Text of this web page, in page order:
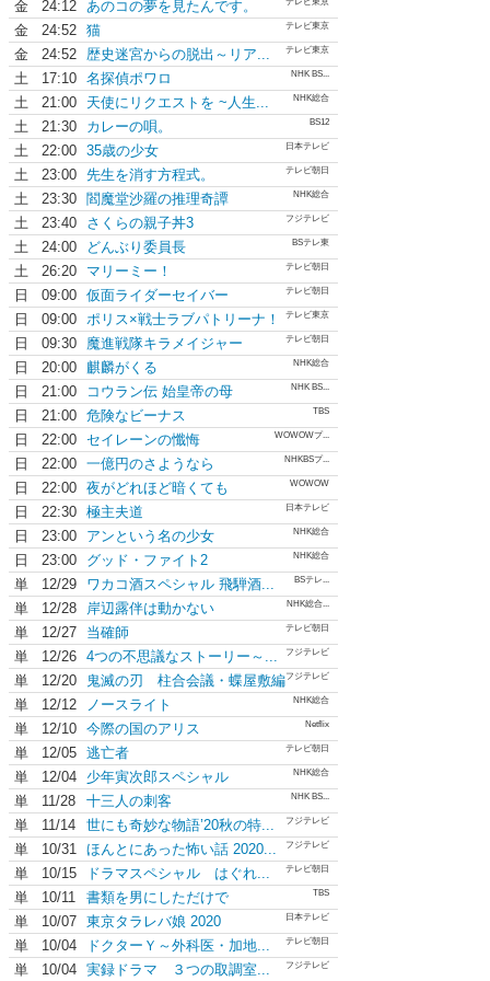
金 24:12 あのコの夢を見たんです。
金 24:52 猫 テレビ東京
金 24:52 歴史迷宮からの脱出～リア... テレビ東京
土 17:10 名探偵ポワロ NHK BS...
土 21:00 天使にリクエストを ~人生... NHK総合
土 21:30 カレーの唄。 BS12
土 22:00 35歳の少女 日本テレビ
土 23:00 先生を消す方程式。 テレビ朝日
土 23:30 閻魔堂沙羅の推理奇譚 NHK総合
土 23:40 さくらの親子丼3 フジテレビ
土 24:00 どんぶり委員長 BSテレ東
土 26:20 マリーミー！ テレビ朝日
日 09:00 仮面ライダーセイバー テレビ朝日
日 09:00 ポリス×戦士ラブパトリーナ！ テレビ東京
日 09:30 魔進戦隊キラメイジャー テレビ朝日
日 20:00 麒麟がくる NHK総合
日 21:00 コウラン伝 始皇帝の母 NHK BS...
日 21:00 危険なビーナス TBS
日 22:00 セイレーンの懺悔 WOWOWプ...
日 22:00 一億円のさようなら NHKBSプ...
日 22:00 夜がどれほど暗くても WOWOW
日 22:30 極主夫道 日本テレビ
日 23:00 アンという名の少女 NHK総合
日 23:00 グッド・ファイト2 NHK総合
単 12/29 ワカコ酒スペシャル 飛騨酒... BSテレ...
単 12/28 岸辺露伴は動かない NHK総合...
単 12/27 当確師 テレビ朝日
単 12/26 4つの不思議なストーリー～... フジテレビ
単 12/20 鬼滅の刃 柱合会議・蝶屋敷編フジテレビ
単 12/12 ノースライト NHK総合
単 12/10 今際の国のアリス Netflix
単 12/05 逃亡者 テレビ朝日
単 12/04 少年寅次郎スペシャル NHK総合
単 11/28 十三人の刺客 NHK BS...
単 11/14 世にも奇妙な物語’20秋の特... フジテレビ
単 10/31 ほんとにあった怖い話 2020... フジテレビ
単 10/15 ドラマスペシャル はぐれ... テレビ朝日
単 10/11 書類を男にしただけで TBS
単 10/07 東京タラレバ娘 2020 日本テレビ
単 10/04 ドクターＹ～外科医・加地... テレビ朝日
単 10/04 実録ドラマ ３つの取調室... フジテレビ